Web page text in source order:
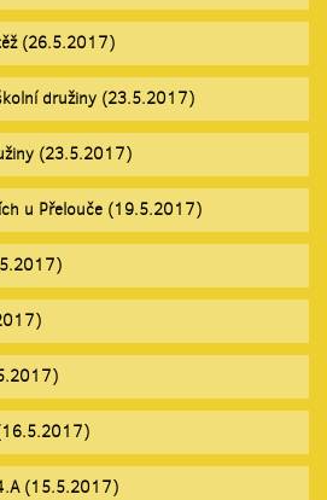
(26.5.2017)
družiny (23.5.2017)
(23.5.2017)
u Přelouče (19.5.2017)
(15.5.2017)